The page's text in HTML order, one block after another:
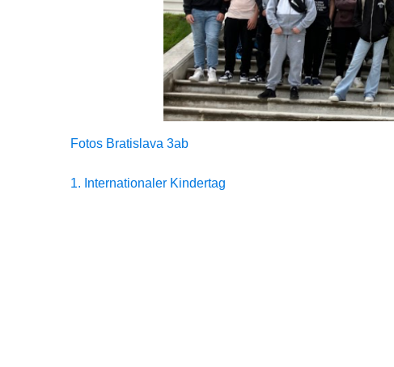
Fotos Bratislava 3ab
Beitragsnavigation
1. Internationaler Kindertag